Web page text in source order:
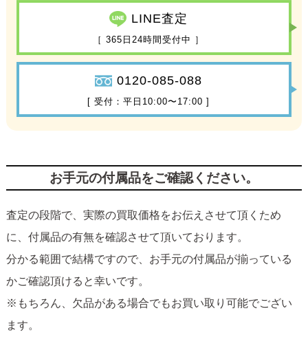
LINE査定
［ 365日24時間受付中 ］
0120-085-088
[ 受付：平日10:00〜17:00 ]
お手元の付属品をご確認ください。
査定の段階で、実際の買取価格をお伝えさせて頂くため
に、付属品の有無を確認させて頂いております。
分かる範囲で結構ですので、お手元の付属品が揃っている
かご確認頂けると幸いです。
※もちろん、欠品がある場合でもお買い取り可能でござい
ます。